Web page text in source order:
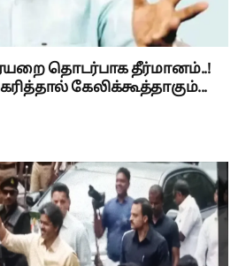
தொடர்பாக தீர்மானம்..!
கேலிக்கூத்தாகும்...